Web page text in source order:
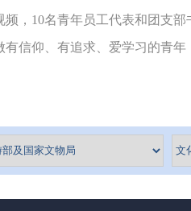
频，10名青年员工代表和团支
有信仰、有追求、爱学习的青